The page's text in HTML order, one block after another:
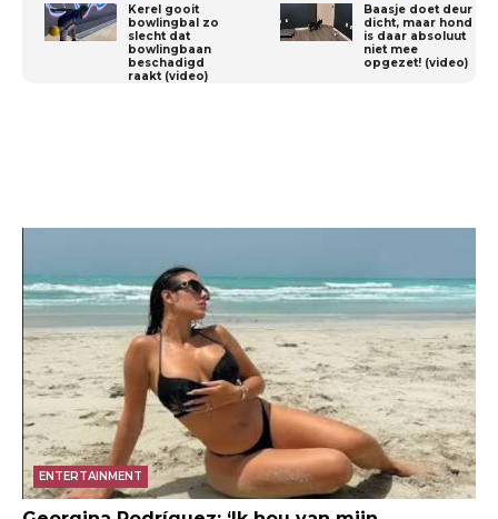
Kerel gooit
bowlingbal zo
slecht dat
bowlingbaan
beschadigd
raakt (video)
Baasje doet deur
dicht, maar hond
is daar absoluut
niet mee
opgezet! (video)
ENTERTAINMENT